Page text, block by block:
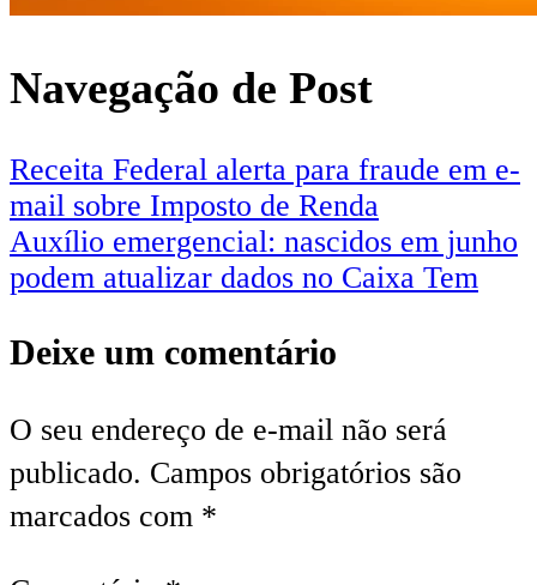
Navegação de Post
Receita Federal alerta para fraude em e-
mail sobre Imposto de Renda
Auxílio emergencial: nascidos em junho
podem atualizar dados no Caixa Tem
Deixe um comentário
O seu endereço de e-mail não será
publicado. Campos obrigatórios são
marcados com *